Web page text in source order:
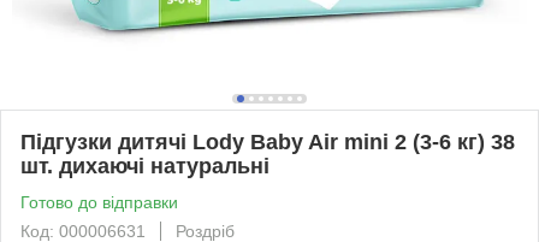
Підгузки дитячі Lody Baby Air mini 2 (3-6 кг) 38
шт. дихаючі натуральні
Готово до відправки
Код: 000006631
Роздріб